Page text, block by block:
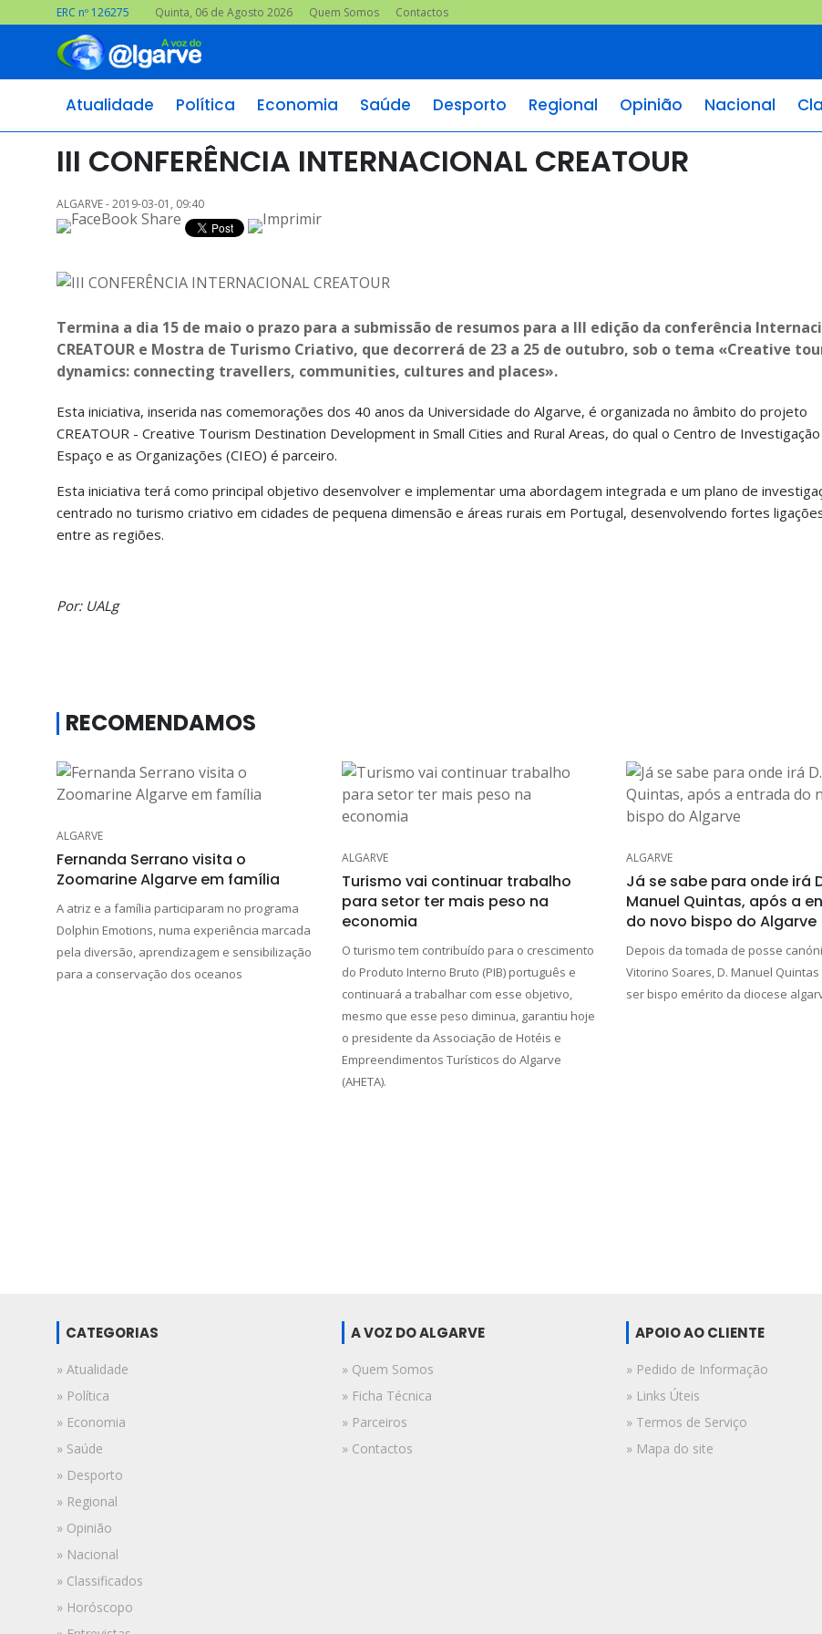
ERC nº 126275 Quinta, 06 de Agosto 2026 Quem Somos Contactos
Atualidade Política Economia Saúde Desporto Regional Opinião Nacional
III CONFERÊNCIA INTERNACIONAL CREATOUR
ALGARVE - 2019-03-01, 09:40
Termina a dia 15 de maio o prazo para a submissão de resumos para a III edição da conferência
CREATOUR e Mostra de Turismo Criativo, que decorrerá de 23 a 25 de outubro, sob o tema «Creative
dynamics: connecting travellers, communities, cultures and places».
Esta iniciativa, inserida nas comemorações dos 40 anos da Universidade do Algarve, é organizada no âmbito do projeto
CREATOUR - Creative Tourism Destination Development in Small Cities and Rural Areas, do qual o Centro de
Espaço e as Organizações (CIEO) é parceiro.
Esta iniciativa terá como principal objetivo desenvolver e implementar uma abordagem integrada e um plano de
centrado no turismo criativo em cidades de pequena dimensão e áreas rurais em Portugal, desenvolvendo fortes
entre as regiões.
Por: UALg
RECOMENDAMOS
ALGARVE
Fernanda Serrano visita o
Zoomarine Algarve em família
A atriz e a família participaram no programa
Dolphin Emotions, numa experiência marcada
pela diversão, aprendizagem e sensibilização
para a conservação dos oceanos
ALGARVE
Turismo vai continuar trabalho
para setor ter mais peso na
economia
O turismo tem contribuído para o crescimento
do Produto Interno Bruto (PIB) português e
continuará a trabalhar com esse objetivo,
mesmo que esse peso diminua, garantiu hoje
o presidente da Associação de Hotéis e
Empreendimentos Turísticos do Algarve
(AHETA).
ALGARVE
Já se sabe para onde irá
Manuel Quintas, após a
do novo bispo do Algarve
Depois da tomada de posse
Vitorino Soares, D. Manuel
ser bispo emérito da diocese
CATEGORIAS
» Atualidade
» Política
» Economia
» Saúde
» Desporto
» Regional
» Opinião
» Nacional
» Classificados
» Horóscopo
A VOZ DO ALGARVE
» Quem Somos
» Ficha Técnica
» Parceiros
» Contactos
APOIO AO CLIENTE
» Pedido de Informação
» Links Úteis
» Termos de Serviço
» Mapa do site